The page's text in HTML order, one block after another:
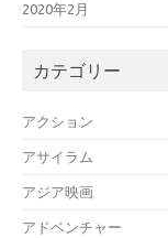
2020年2月
カテゴリー
アクション
アサイラム
アジア映画
アドベンチャー